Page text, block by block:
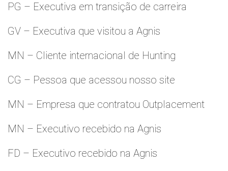
PG – Executiva em transição de carreira
GV – Executiva que visitou a Agnis
MN – Cliente internacional de Hunting
CG – Pessoa que acessou nosso site
MN – Empresa que contratou Outplacement
MN – Executivo recebido na Agnis
FD – Executivo recebido na Agnis